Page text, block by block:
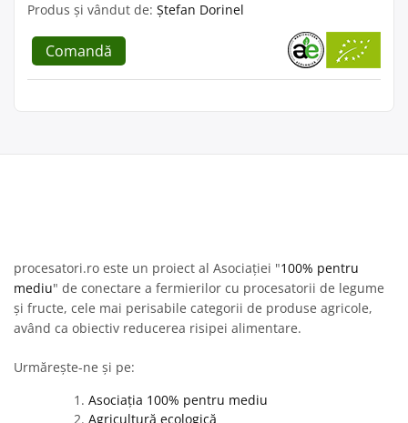
Produs și vândut de: Ștefan Dorinel
Comandă
procesatori.ro este un proiect al Asociației "100% pentru
mediu" de conectare a fermierilor cu procesatorii de legume
și fructe, cele mai perisabile categorii de produse agricole,
având ca obiectiv reducerea risipei alimentare.
Urmărește-ne și pe:
Asociația 100% pentru mediu
Agricultură ecologică